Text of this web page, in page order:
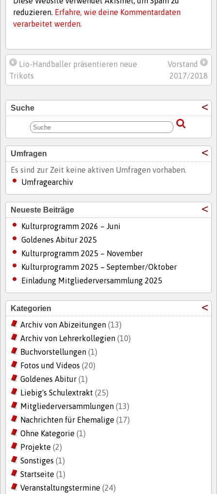
reduzieren. Erfahre, wie deine Kommentardaten
verarbeitet werden.
Lio-Handballer präsentieren neue
Trikots
Vorstand
2017/2018
Suche
Umfragen
Es sind zur Zeit keine aktiven Umfragen vorhaben.
Umfragearchiv
Neueste Beiträge
Kulturprogramm 2026 – Juni
Goldenes Abitur 2025
Kulturprogramm 2025 – November
Kulturprogramm 2025 – September/Oktober
Einladung Mitgliederversammlung 2025
Kategorien
Archiv von Abizeitungen (13)
Archiv von Lehrerkollegien (10)
Buchvorstellungen (1)
Fotos und Videos (20)
Goldenes Abitur (1)
Liebig's Schulextrakt (25)
Mitgliederversammlungen (13)
Nachrichten für Ehemalige (17)
Ohne Kategorie (1)
Projekte (2)
Sonstiges (1)
Startseite (1)
Veranstaltungstermine (24)